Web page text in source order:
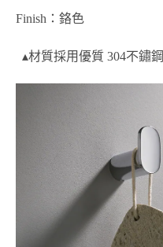
Finish：鉻色
▴材質採用優質 304不鏽鋼